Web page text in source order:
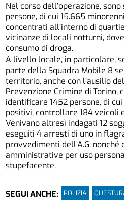
Nel corso dell’operazione,
persone, di cui 15.665
concentrati all’interno di
vicinanze di locali notturni,
consumo di droga.
A livello locale, in particolare,
parte della Squadra Mobile 8
territorio, anche con l’ausilio
Prevenzione Crimine di Torino,
identificare 1452 persone, di
positivi, controllare 184 veicoli
Venivano altresì indagati 12
eseguiti 4 arresti di uno in
provvedimenti dell’A.G.
amministrative per uso
stupefacente.
SEGUI ANCHE: POLIZIA